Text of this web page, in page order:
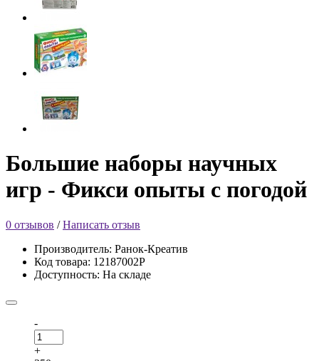
Большие наборы научных
игр - Фикси опыты с погодой
0 отзывов /Написать отзыв
Производитель: Ранок-Креатив
Код товара: 12187002Р
Доступность: На складе
-
+